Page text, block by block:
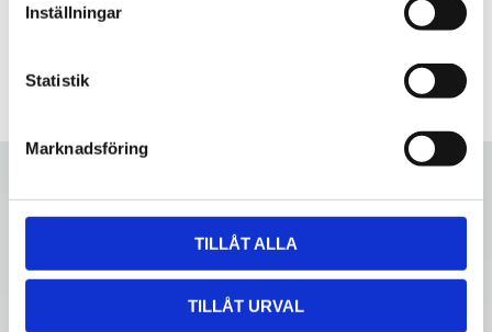
Inställningar
Statistik
Marknadsföring
TILLÅT ALLA
TILLÅT URVAL